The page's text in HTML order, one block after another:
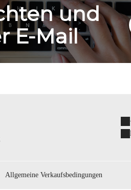
und
E-Mail
Allgemeine Verkaufsbedingungen